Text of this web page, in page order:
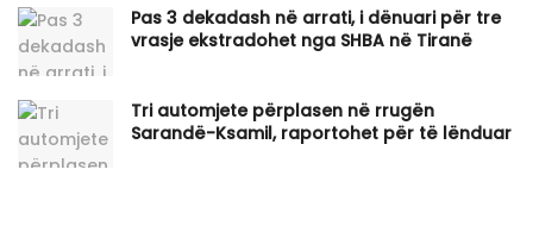
Pas 3 dekadash në arrati, i dënuari për tre
vrasje ekstradohet nga SHBA në Tiranë
Tri automjete përplasen në rrugën
Sarandë-Ksamil, raportohet për të lënduar